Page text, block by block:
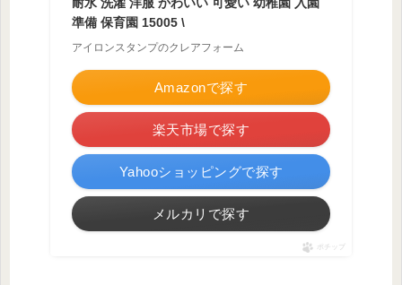
耐水 洗濯 洋服 かわいい 可愛い 幼稚園 入園
準備 保育園 15005 \
アイロンスタンプのクレアフォーム
Amazonで探す
楽天市場で探す
Yahooショッピングで探す
メルカリで探す
ポチップ